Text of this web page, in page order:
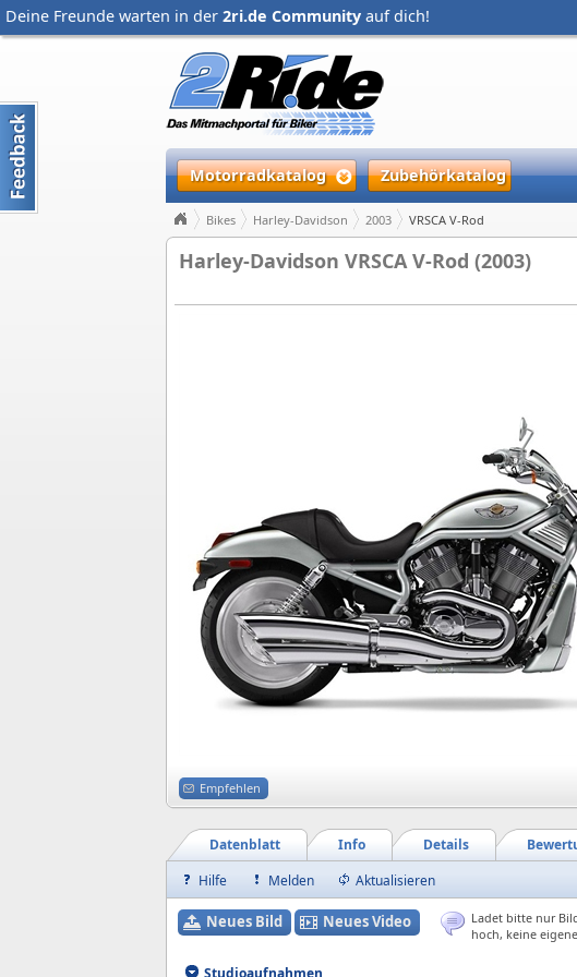
Deine Freunde warten in der 2ri.de Community auf dich!
Motorradkatalog Zubehörkatalog
Bikes Harley-Davidson 2003 VRSCA V-Rod
Harley-Davidson VRSCA V-Rod (2003)
Empfehlen
Details
Info
Datenblatt
Hilfe Melden Aktualisieren
Neues Bild Neues Video
Ladet bitte nur
hoch, keine
Studioaufnahmen